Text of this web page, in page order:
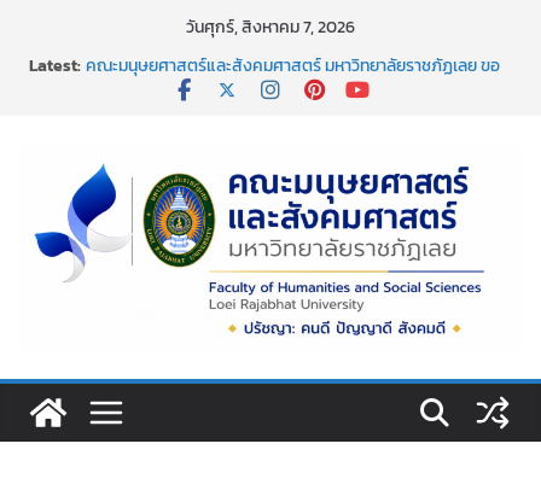
วันศุกร์, สิงหาคม 7, 2026
Latest:คณะมนุษยศาสตร์และสังคมศาสตร์ มหาวิทยาลัยราชภัฏเลย ขอ
แสดงความยินดีกับผศ.ดร.อิสริยาภรณ์ ชัยกุหลาบ ที่ได้รับการตี
พลเรือน ประจำปี พ.ศ. 2569
การอบรมเชิงปฏิบัติการ เรื่อง “ การเขียนรายงานการประเมิน
ตนเอง ระดับหลักสูตร ตามเกณฑ์ aun-qa version 4
ขอแสดงความยินดีอย่างยิ่ง เนื่องในโอกาสที่มีพระบรม
ราชโองการโปรดเกล้าโปรดกระหม่อม พระราชทานเครื่องราช
อิสริยาภรณ์ ชั้นต่ำกว่าสายสะพาย ประจำปี ๒๕๖๘
กิจกรรมวันสงกรานต์ พิธีสรงน้ำพระพุทธรูปและรดน้ำขอพร